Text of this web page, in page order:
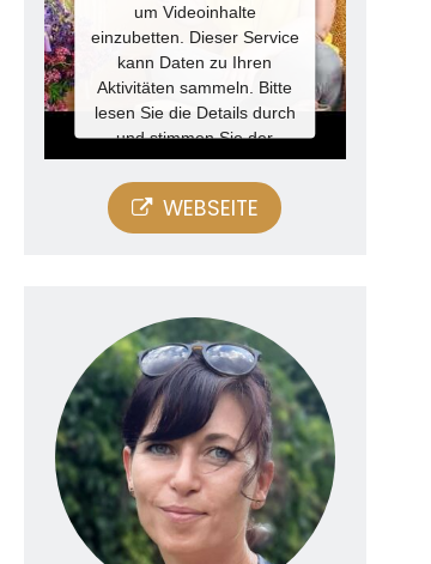
um Videoinhalte
einzubetten. Dieser Service
kann Daten zu Ihren
Aktivitäten sammeln. Bitte
lesen Sie die Details durch
und stimmen Sie der
Nutzung des Service zu, um
dieses Video anzusehen.
Powered byUsercentrics
Consent Management
Platform
WEBSEITE